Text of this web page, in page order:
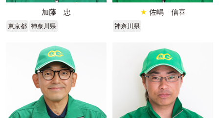
加藤 忠
東京都 神奈川県
★ 佐嶋 信喜
神奈川県